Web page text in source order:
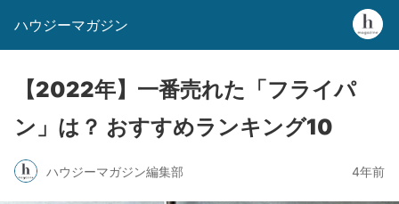
ハウジーマガジン
【2022年】一番売れた「フライパ
ン」は？ おすすめランキング10
ハウジーマガジン編集部 4年前